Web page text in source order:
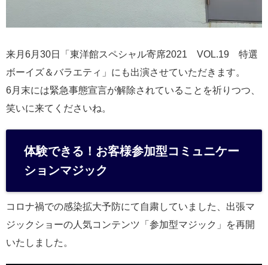
来月6月30日「東洋館スペシャル寄席2021 VOL.19 特選
ボーイズ＆バラエティ」にも出演させていただきます。
6月末には緊急事態宣言が解除されていることを祈りつつ、
笑いに来てくださいね。
体験できる！お客様参加型コミュニケー
ションマジック
コロナ禍での感染拡大予防にて自粛していました、出張マ
ジックショーの人気コンテンツ「参加型マジック」を再開
いたしました。